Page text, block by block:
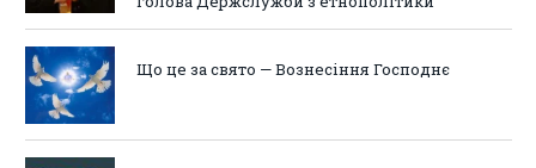
Що це за свято — Вознесіння Господнє